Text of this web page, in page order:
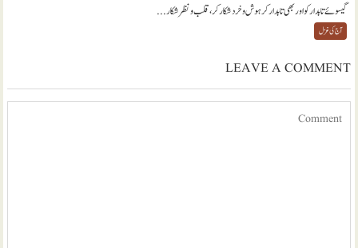
گیسوئے تابدار کو اور بھی تابدار کر ہوش و خرد شکار کر، قلب و نظر شکار...
آج کی غزل
LEAVE A COMMENT